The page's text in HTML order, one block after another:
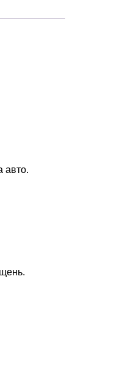
авто.